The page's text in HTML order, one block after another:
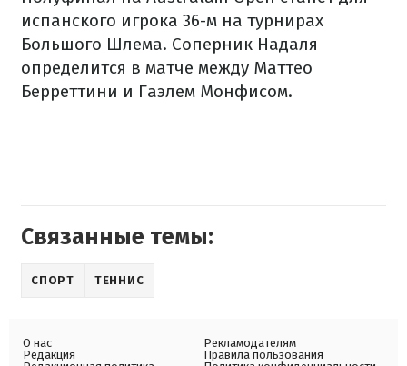
испанского игрока 36-м на турнирах
Большого Шлема. Соперник Надаля
определится в матче между Маттео
Берреттини и Гаэлем Монфисом.
Связанные темы:
СПОРТ ТЕННИС
О нас
Редакция
Рекламодателям
Правила пользования